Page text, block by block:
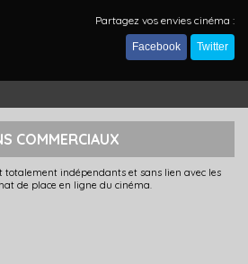
Partagez vos envies cinéma :
Facebook Twitter
COMMERCIAUX
totalement indépendants et sans lien avec les
de place en ligne du cinéma.